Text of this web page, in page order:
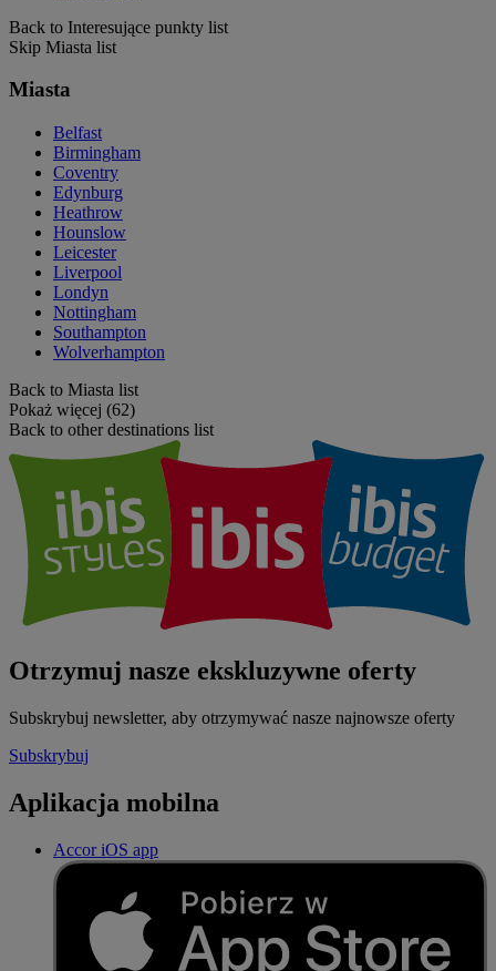
Back to Interesujące punkty list
Skip Miasta list
Miasta
Belfast
Birmingham
Coventry
Edynburg
Heathrow
Hounslow
Leicester
Liverpool
Londyn
Nottingham
Southampton
Wolverhampton
Back to Miasta list
Pokaż więcej (62)
Back to other destinations list
Otrzymuj nasze ekskluzywne oferty
Subskrybuj newsletter, aby otrzymywać nasze najnowsze oferty
Subskrybuj
Aplikacja mobilna
Accor iOS app